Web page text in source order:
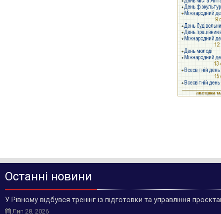
Останні новини
У Рівному відбувся тренінг із підготовки та управління
Лип 28, 2026